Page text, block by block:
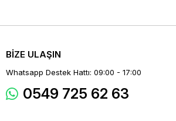
BİZE ULAŞIN
Whatsapp Destek Hattı: 09:00 - 17:00
0549 725 62 63